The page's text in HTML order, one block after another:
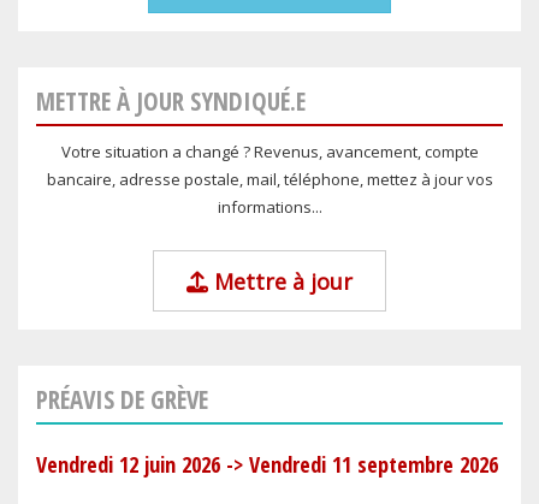
METTRE À JOUR SYNDIQUÉ.E
Votre situation a changé ? Revenus, avancement, compte
bancaire, adresse postale, mail, téléphone, mettez à jour vos
informations...
Mettre à jour
PRÉAVIS DE GRÈVE
Vendredi 12 juin 2026 -> Vendredi 11 septembre 2026